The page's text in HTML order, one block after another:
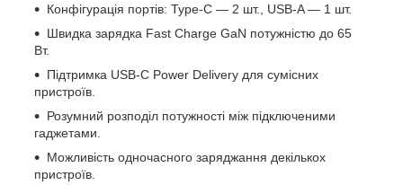
Конфігурація портів: Type-C — 2 шт., USB-A — 1 шт.
Швидка зарядка Fast Charge GaN потужністю до 65
Вт.
Підтримка USB-C Power Delivery для сумісних
пристроїв.
Розумний розподіл потужності між підключеними
гаджетами.
Можливість одночасного заряджання декількох
пристроїв.